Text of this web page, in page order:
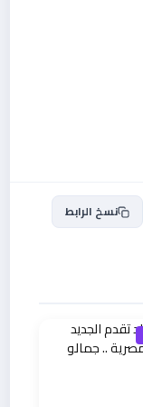
نسخ الرابط